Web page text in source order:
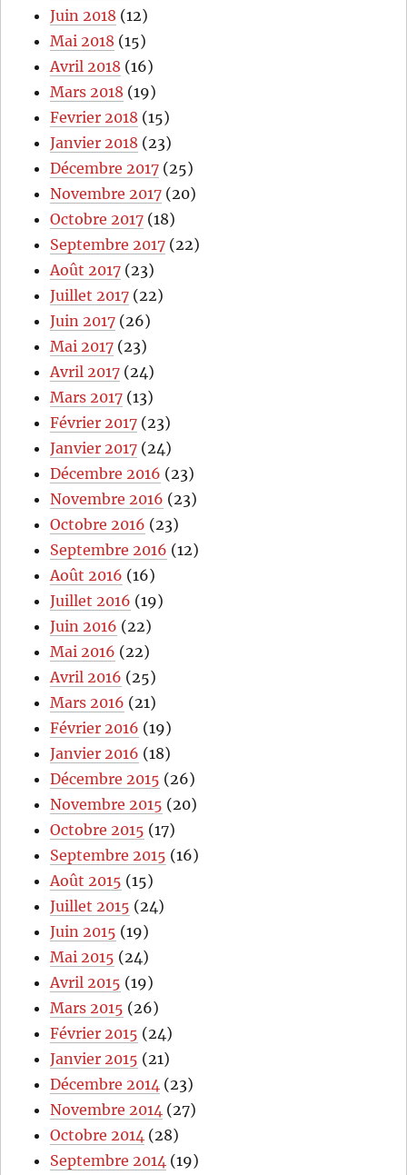
Juin 2018 (12)
Mai 2018 (15)
Avril 2018 (16)
Mars 2018 (19)
Fevrier 2018 (15)
Janvier 2018 (23)
Décembre 2017 (25)
Novembre 2017 (20)
Octobre 2017 (18)
Septembre 2017 (22)
Août 2017 (23)
Juillet 2017 (22)
Juin 2017 (26)
Mai 2017 (23)
Avril 2017 (24)
Mars 2017 (13)
Février 2017 (23)
Janvier 2017 (24)
Décembre 2016 (23)
Novembre 2016 (23)
Octobre 2016 (23)
Septembre 2016 (12)
Août 2016 (16)
Juillet 2016 (19)
Juin 2016 (22)
Mai 2016 (22)
Avril 2016 (25)
Mars 2016 (21)
Février 2016 (19)
Janvier 2016 (18)
Décembre 2015 (26)
Novembre 2015 (20)
Octobre 2015 (17)
Septembre 2015 (16)
Août 2015 (15)
Juillet 2015 (24)
Juin 2015 (19)
Mai 2015 (24)
Avril 2015 (19)
Mars 2015 (26)
Février 2015 (24)
Janvier 2015 (21)
Décembre 2014 (23)
Novembre 2014 (27)
Octobre 2014 (28)
Septembre 2014 (19)